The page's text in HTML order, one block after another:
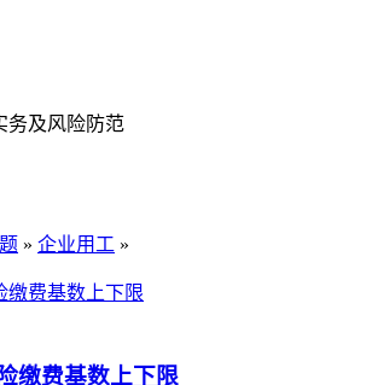
务及风险防范
» 企业用工 »
缴费基数上下限